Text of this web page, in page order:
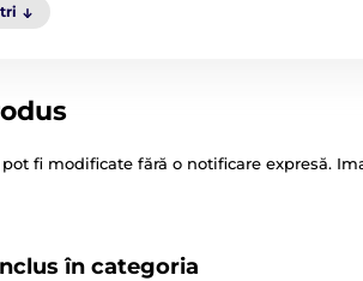
fi modificate fără o notificare expresă.
în categoria